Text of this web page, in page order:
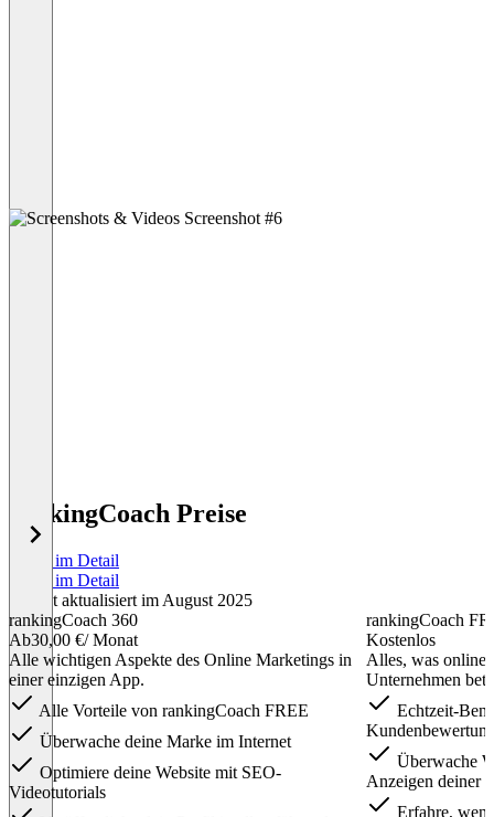
rankingCoach Preise
Preise im Detail
Preise im Detail
Zuletzt aktualisiert im August 2025
rankingCoach 360
Ab30,00 €/ Monat
Alle wichtigen Aspekte des Online Marketings in
einer einzigen App.
Alle Vorteile von rankingCoach FREE
Überwache deine Marke im Internet
Optimiere deine Website mit SEO-
Videotutorials
rankingCoach
Kostenlos
Alles, was online
Unternehmen
Echtzeit-
Überwache
Anzeigen deiner
Erfahre,